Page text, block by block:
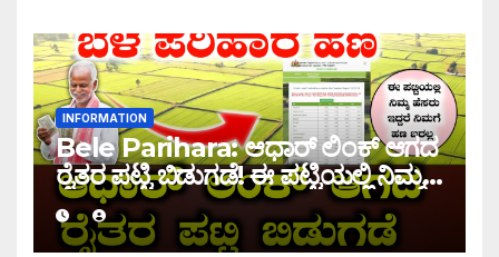
INFORMATION
Bele Parihara: ಆಧಾರ್ ಲಿಂಕ್ ಆಗದ
ರೈತರ ಪಟ್ಟಿ ಬಿಡುಗಡೆ! ಈ ಪಟ್ಟಿಯಲ್ಲಿ ನಿಮ್ಮ
ಹೆಸರು ಇದ್ದರೆ ನಿಮಗೆ ಹಣ ಜಮಾ ಆಗಲ್ಲ !